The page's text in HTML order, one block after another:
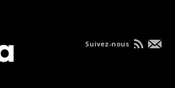
Suivez-nous